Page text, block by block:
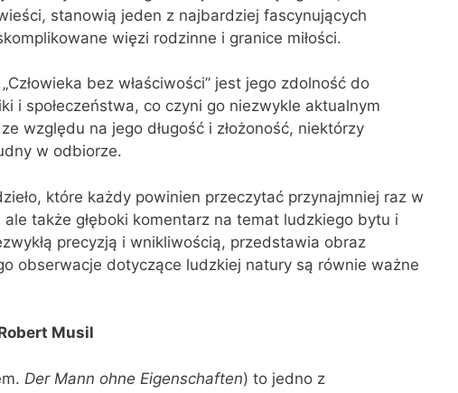
stanowią jeden z najbardziej fascynujących
więzi rodzinne i granice miłości.
bez właściwości” jest jego zdolność do
i społeczeństwa, co czyni go niezwykle aktualnym
względu na jego długość i złożoność, niektórzy
w odbiorze.
które każdy powinien przeczytać przynajmniej raz w
także głęboki komentarz na temat ludzkiego bytu i
precyzją i wnikliwością, przedstawia obraz
obserwacje dotyczące ludzkiej natury są równie ważne
Musil
Der Mann ohne Eigenschaften) to jedno z